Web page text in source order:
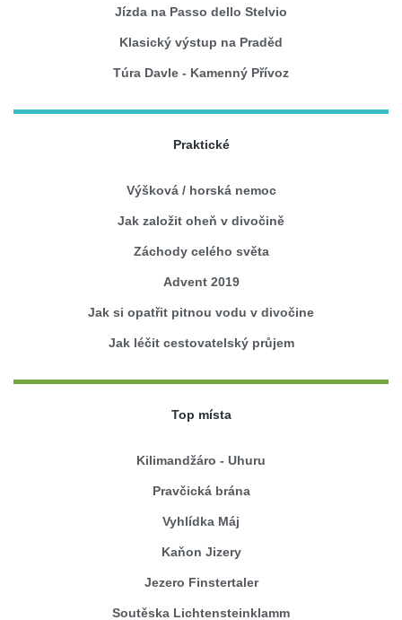
Jízda na Passo dello Stelvio
Klasický výstup na Praděd
Túra Davle - Kamenný Přívoz
Praktické
Výšková / horská nemoc
Jak založit oheň v divočině
Záchody celého světa
Advent 2019
Jak si opatřit pitnou vodu v divočine
Jak léčit cestovatelský průjem
Top místa
Kilimandžáro - Uhuru
Pravčická brána
Vyhlídka Máj
Kaňon Jizery
Jezero Finstertaler
Soutěska Lichtensteinklamm